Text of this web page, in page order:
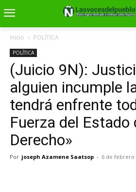
Inicio POLÍTICA
POLÍTICA
(Juicio 9N):
alguien incumple
tendrá enfrente
Fuerza del Estado
Derecho»
Por joseph Azamene Saatsop - 6 de febrero